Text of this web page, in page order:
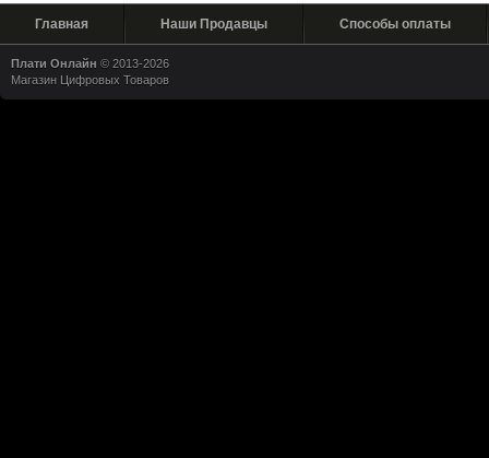
Главная Наши Продавцы Способы оплаты
Плати Онлайн © 2013-2026
Магазин Цифровых Товаров